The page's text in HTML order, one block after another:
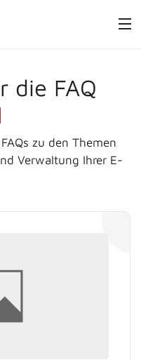
die FAQ
zu den Themen
Verwaltung Ihrer E-